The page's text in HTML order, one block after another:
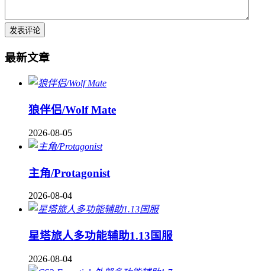
最新文章
狼伴侣/Wolf Mate
2026-08-05
主角/Protagonist
2026-08-04
星塔旅人多功能辅助1.13国服
2026-08-04